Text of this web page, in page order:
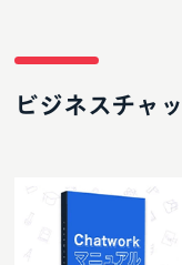
ビジネスチャ